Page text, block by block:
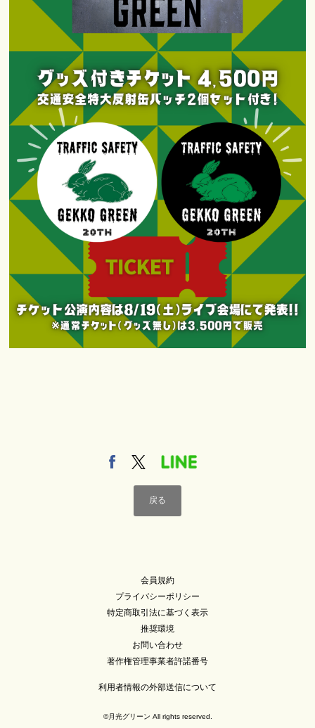
戻る
会員規約
プライバシーポリシー
特定商取引法に基づく表示
推奨環境
お問い合わせ
著作権管理事業者許諾番号
利用者情報の外部送信について
©月光グリーン All rights reserved.